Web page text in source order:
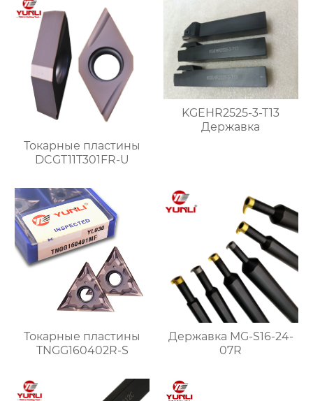
Токарные пластины
DCGT11T301FR-U
KGEHR2525-3-T13
Державка
Токарные пластины
TNGG160402R-S
Державка MG-S16-24-
07R